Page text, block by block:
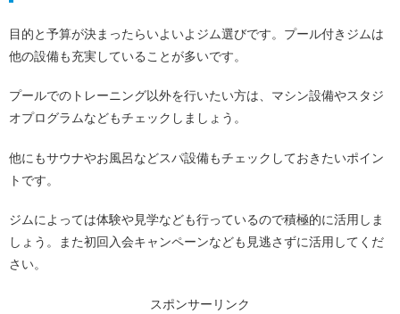
目的と予算が決まったらいよいよジム選びです。プール付きジムは
他の設備も充実していることが多いです。
プールでのトレーニング以外を行いたい方は、マシン設備やスタジ
オプログラムなどもチェックしましょう。
他にもサウナやお風呂などスパ設備もチェックしておきたいポイン
トです。
ジムによっては体験や見学なども行っているので積極的に活用しま
しょう。また初回入会キャンペーンなども見逃さずに活用してくだ
さい。
スポンサーリンク